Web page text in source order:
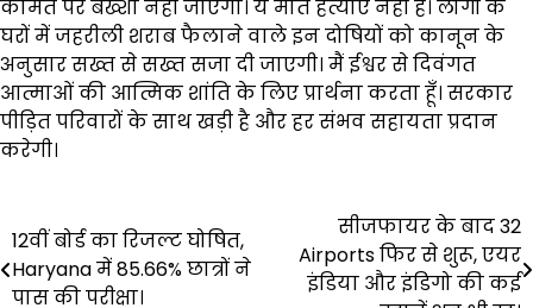
कीमत पर बख्शा नहीं जाएगा। ये मौतें हत्याएं नहीं हैं। लोगों के
घरों में जहरीली शराब फैलाने वाले इन दोषियों को कानून के
अनुसार सख्त से सख्त सजा दी जाएगी। मैं ईश्वर से दिवंगत
आत्माओं की आत्मिक शांति के लिए प्रार्थना करता हूँ। सरकार
पीड़ित परिवारों के साथ खड़ी है और हर संभव सहायता प्रदान
करेगी।
Post
navigation
12वीं बोर्ड का रिजल्ट घोषित,
Haryana में 85.66% छात्रों ने
पास की परीक्षा।
सीजफायर के बाद 32
Airports फिर से शुरू, एयर
इंडिया और इंडिगो की कई